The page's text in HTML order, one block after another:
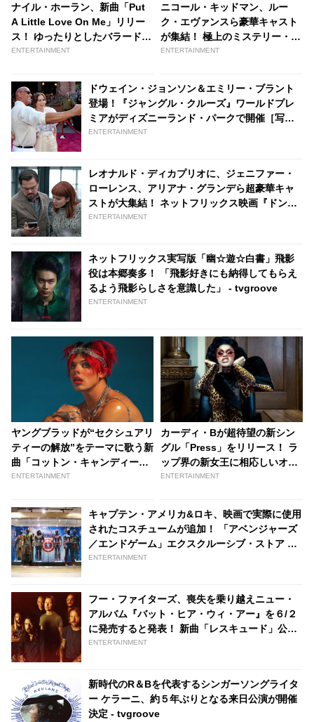
ナイル・ホーラン、新曲「Put
A Little Love On Me」リリー
ス！ ゆったりとしたバラードで
メッセージ性の強いラブソング
ENTERTAINMENT
ニコール・キッドマン、ルー
ク・エヴァンスら豪華キャスト
が集結！ 極上のミステリー・ス
リラー「ナイン・パーフェク
Prime Videoにて独占配信決定 |
tvgroove
ENTERTAINMENT
ドウェイン・ジョンソン＆エミリー・ブラント
登場！『ジャングル・クルーズ』ワールドプレ
ミアがディズニーランド・パークで開催［写真
あり］ | tvgroove
ENTERTAINMENT
レオナルド・ディカプリオに、ジェニファー・
ローレンス、アリアナ・グランデら超豪華キャ
ストが大集結！ ネットフリックス映画『ドン
ト・ルック・アップ』の予告が解禁！ 落ちこぼ
ENTERTAINMENT
ネットフリックス実写版「幽☆遊☆白書」飛影
役は本郷奏多！ 「飛影好きにも納得してもらえ
るよう飛影らしさを意識した」 - tvgroove
ENTERTAINMENT
ヤングブラッドが“セクシュアリ
ティーの解放”をテーマに歌う新
曲「コットン・キャンディー」
が本日リリース［リリックビデ
ENTERTAINMENT
カーディ・Bが超待望の新シン
グル「Press」をリリース！ ラ
ップ界の新女王に相応しいオー
ラさえ感じさせる仕上がりに[音
ENTERTAINMENT
キャプテン・アメリカ&ロキ、映画で実際に使用
されたコスチュームが追加！ 「アベンジャーズ
／エンドゲーム」エクスクルーシブ・ストア by
ホットトイズ、開催延長決定 | tvgroove
ENTERTAINMENT
フー・ファイターズ、喪失を乗り越えニュー・
アルバム『バット・ヒア・ウィ・アー』を６/２
に発売すると発表！ 新曲「レスキュード」公開
［MVあり］ - tvgroove
ENTERTAINMENT
新時代のR＆Bを代表するシンガーソングライタ
ー ケラーニ、約５年ぶりとなる来日公演が開催
決定 - tvgroove